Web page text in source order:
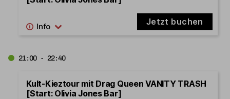
Jetzt buchen
21:00 - 22:40
Kult-Kieztour mit Drag Queen VANITY TRASH
[Start: Olivia Jones Bar]